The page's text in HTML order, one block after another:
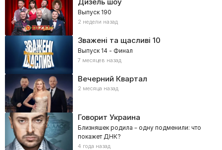
Выпуск 190
2 недели назад
Зважені та щасливі 10
Выпуск 14 - Финал
7 месяцев назад
Вечерний Квартал
2 месяца назад
Говорит Украина
Близняшек родила – одну подменили: что
покажет ДНК?
4 года назад